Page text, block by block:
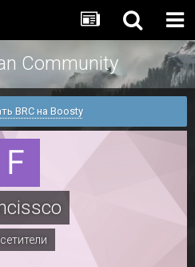
Community
BRC на Boosty